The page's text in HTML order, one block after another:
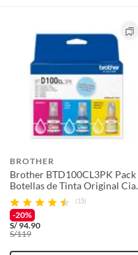
BROTHER
Brother BTD100CL3PK Pack
Botellas de Tinta Original
Magenta y Amarillo
(15)
-20%
S/94.90
S/119